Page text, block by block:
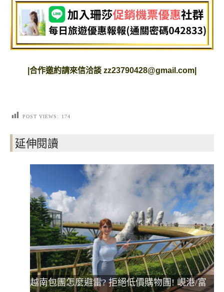
合作邀約請來信洽談 zz23790428@gmail.com
POST VIEWS: 174
延伸閱讀
越南包團怎麼避雷? 拒絕低價購物團! 峴港/富